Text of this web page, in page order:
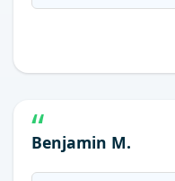
Benjamin M.